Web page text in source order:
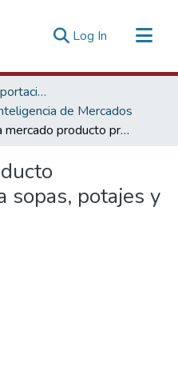
Log In (current)
Promoción de las Exportaciones
de Mercados
Ficha mercado producto preparaciones para sopas, potajes y caldos México
sopas, potajes y